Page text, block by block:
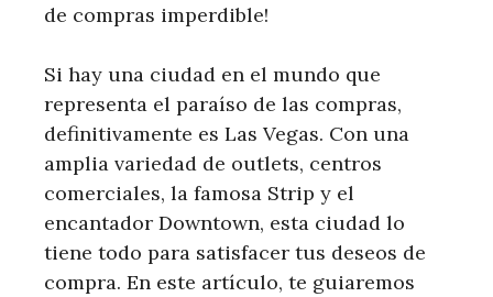
de compras imperdible!
Si hay una ciudad en el mundo que
representa el paraíso de las compras,
definitivamente es Las Vegas. Con una
amplia variedad de outlets, centros
comerciales, la famosa Strip y el
encantador Downtown, esta ciudad lo
tiene todo para satisfacer tus deseos de
compra. En este artículo, te guiaremos